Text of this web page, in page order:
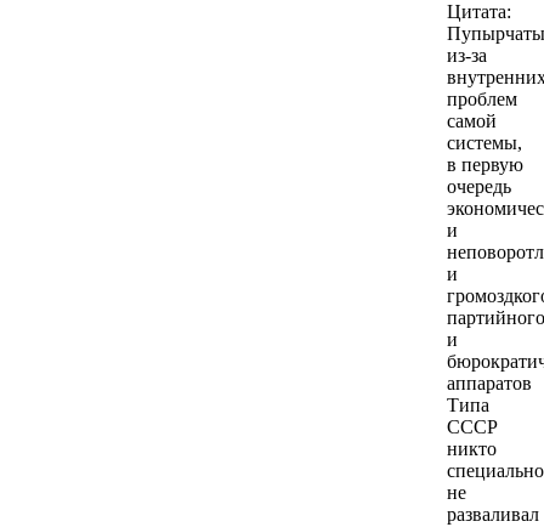
Цитата:
из-за
проблем
самой
системы,
в первую
очередь
и
и
партийного
и
аппаратов
Типа
СССР
никто
специально
не
разваливал